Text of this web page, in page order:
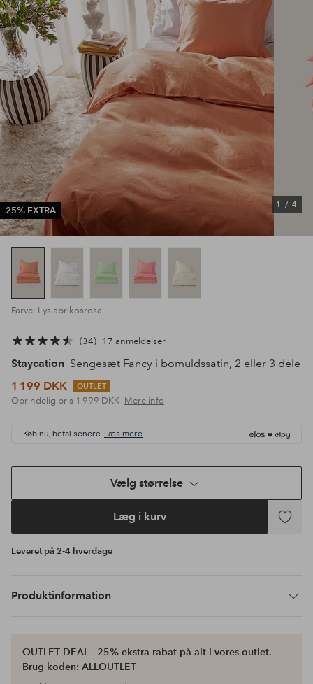
25% EXTRA
1 / 4
Farve: Lys abrikosrosa
34 17 anmeldelser
Staycation Sengesæt Fancy i bomuldssatin, 2 eller 3 dele
1 199 DKK
OUTLET
Oprindelig pris 1 999 DKK Mere info
Køb nu, betal senere. Læs mere
Vælg størrelse
Læg i kurv
Tilføj
Leveret på 2-4 hverdage
Produktinformation
OUTLET DEAL - 25% ekstra rabat på alt i vores outlet.
Brug koden: ALLOUTLET